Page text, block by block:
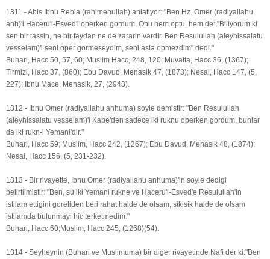
1311 - Abis Ibnu Rebia (rahimehullah) anlatiyor: "Ben Hz. Omer (radiyallahu
anh)'i Haceru'l-Esved'i operken gordum. Onu hem optu, hem de: "Biliyorum ki
sen bir tassin, ne bir faydan ne de zararin vardir. Ben Resulullah (aleyhissalatu
vesselam)'i seni oper gormeseydim, seni asla opmezdim" dedi."
Buhari, Hacc 50, 57, 60; Muslim Hacc, 248, 120; Muvatta, Hacc 36, (1367);
Tirmizi, Hacc 37, (860); Ebu Davud, Menasik 47, (1873); Nesai, Hacc 147, (5,
227); Ibnu Mace, Menasik, 27, (2943).
1312 - Ibnu Omer (radiyallahu anhuma) soyle demistir: "Ben Resulullah
(aleyhissalatu vesselam)'i Kabe'den sadece iki ruknu operken gordum, bunlar
da iki rukn-i Yemani'dir."
Buhari, Hacc 59; Muslim, Hacc 242, (1267); Ebu Davud, Menasik 48, (1874);
Nesai, Hacc 156, (5, 231-232).
1313 - Bir rivayette, Ibnu Omer (radiyallahu anhuma)'in soyle dedigi
belirtilmistir: "Ben, su iki Yemani rukne ve Haceru'l-Esved'e Resulullah'in
istilam ettigini goreliden beri rahat halde de olsam, sikisik halde de olsam
istilamda bulunmayi hic terketmedim."
Buhari, Hacc 60;Muslim, Hacc 245, (1268)(54).
1314 - Seyheynin (Buhari ve Muslimuma) bir diger rivayetinde Nafi der ki:"Ben